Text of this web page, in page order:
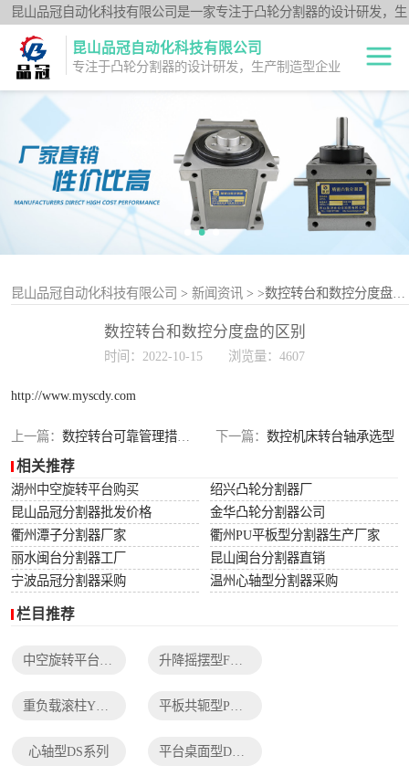
昆山品冠自动化科技有限公司是一家专注于凸轮分割器的设计研发，生
产制造型企业；闽台分割器厂家为客户提供各种高品质的数控转台第四
轴、品冠分割器：法兰型DF系列、法兰中空型DFH系列、平台桌面型
圆柱重负载型Y系列；公司凭借技术优势，可按照客户要求，提供非标
定制服务。
昆山品冠自动化科技有限公司
专注于凸轮分割器的设计研发，生产制造型企业
昆山品冠自动化科技有限公司 > 新闻资讯 > >数控转台和数控分度盘的区别
数控转台和数控分度盘的区别
时间：2022-10-15 浏览量：4607
http://www.myscdy.com
上一篇： 数控转台可靠管理措施与加工精度要求 下一篇： 数控机床转台轴承选型
相关推荐
湖州中空旋转平台购买
绍兴凸轮分割器厂
昆山品冠分割器批发价格
金华凸轮分割器公司
衢州潭子分割器厂家
衢州PU平板型分割器生产厂家
丽水闽台分割器工厂
昆山闽台分割器直销
宁波品冠分割器采购
温州心轴型分割器采购
栏目推荐
升降摇摆型FH系列
心轴型DS系列 平台桌面型DT系列
中空旋转平台TH
系列
升降摇摆型FH系
列
重负载滚柱YT系
平板共轭型PU系
列
心轴型DS系列
平台桌面型DT系
法兰凸缘型DF系
列